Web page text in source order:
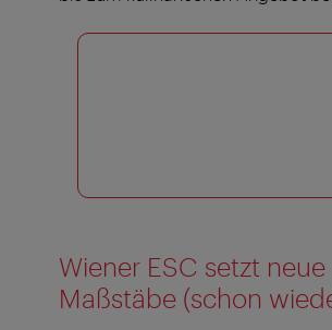
Wiener ESC setzt neue
Maßstäbe (schon